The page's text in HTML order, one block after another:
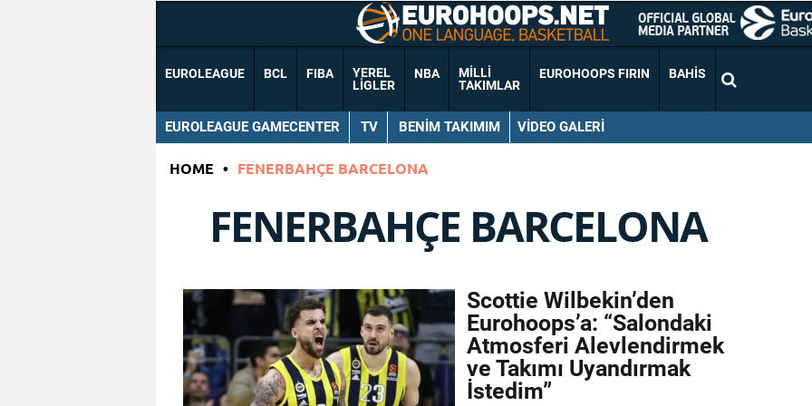
EUROLEAGUE BCL FIBA
YEREL
LIGLER
NBA
MILLI
TAKIMLAR
EUROHOOPS FIRIN BAHIS
EUROLEAGUE GAMECENTER TV BENIM TAKIMIM VIDEO GALERI
HOME • FENERBAHÇE BARCELONA
FENERBAHÇE BARCELONA
Scottie Wilbekin’den
Eurohoops’a: “Salondaki
Atmosferi Alevlendirmek
ve Takımı Uyandırmak
İstedim”